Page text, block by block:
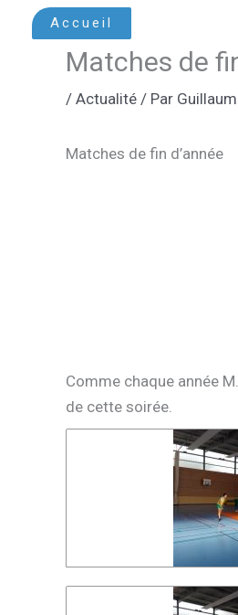
Accueil
Matches de
/ Actualité / Par
Matches de fin d’année
Comme chaque année
de cette soirée.